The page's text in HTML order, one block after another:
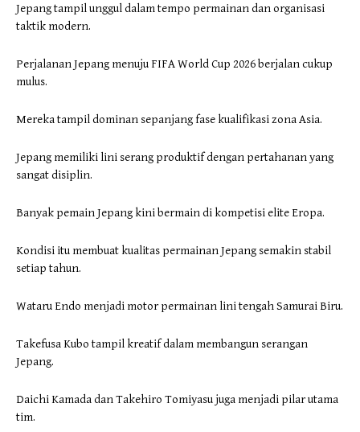
Jepang tampil unggul dalam tempo permainan dan organisasi
taktik modern.
Perjalanan Jepang menuju FIFA World Cup 2026 berjalan cukup
mulus.
Mereka tampil dominan sepanjang fase kualifikasi zona Asia.
Jepang memiliki lini serang produktif dengan pertahanan yang
sangat disiplin.
Banyak pemain Jepang kini bermain di kompetisi elite Eropa.
Kondisi itu membuat kualitas permainan Jepang semakin stabil
setiap tahun.
Wataru Endo menjadi motor permainan lini tengah Samurai Biru.
Takefusa Kubo tampil kreatif dalam membangun serangan
Jepang.
Daichi Kamada dan Takehiro Tomiyasu juga menjadi pilar utama
tim.